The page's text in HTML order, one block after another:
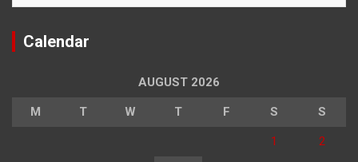
Calendar
AUGUST 2026
M T W T F S S
1 2